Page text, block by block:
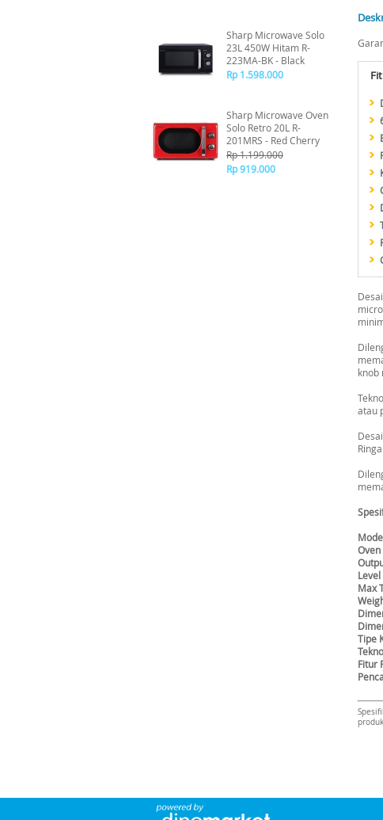
Sharp Microwave Solo
23L 450W Hitam R-
223MA-BK - Black
Rp 1.598.000
Sharp Microwave Oven
Solo Retro 20L R-
201MRS - Red Cherry
Rp 1.199.000
Rp 919.000
knob
atau
Max
Tipe
Fitur